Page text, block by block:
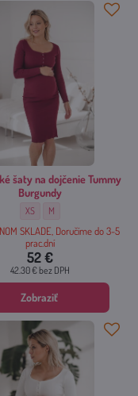
- Veľkosť:- Veľkosť:
Cappuccino - Veľkosť:
Cappuccino - Veľkosť:
šaty na dojčenie Tummy
Burgundy
Tehotenské šaty na dojčenie
XS Tehotenské šaty na
M
SKLADE, Doručíme do 3-5
prac.dní
52 €
42.30 €bez DPH
Zobraziť